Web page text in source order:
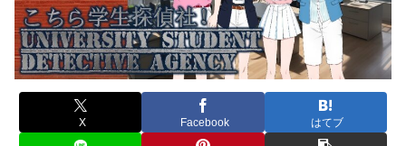
X Facebook はてブ